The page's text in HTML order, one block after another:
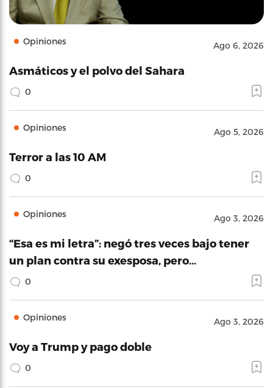
Opiniones Ago 6, 2026
Asmáticos y el polvo del Sahara
0
Opiniones Ago 5, 2026
Terror a las 10 AM
0
Opiniones Ago 3, 2026
“Esa es mi letra”: negó tres veces bajo tener
un plan contra su exesposa, pero…
0
Opiniones Ago 3, 2026
Voy a Trump y pago doble
0